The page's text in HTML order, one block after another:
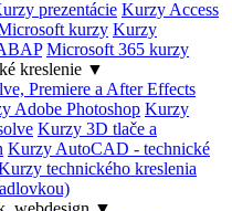
prezentácie Kurzy Access
kurzy Kurzy
Microsoft 365 kurzy
kreslenie ▼
Premiere a After Effects
Adobe Photoshop Kurzy
Kurzy 3D tlače a
Kurzy AutoCAD - technické
technického kreslenia